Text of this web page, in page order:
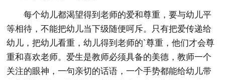
每个幼儿都渴望得到老师的爱和尊重，要与幼儿平
等相待，不能把幼儿当下级随便呵斥。只有把爱传递给
幼儿，把幼儿看重，幼儿得到老师的`尊重，他们才会尊
重和喜欢老师。爱生是教师必须具备的美德，教师一个
关注的眼神，一句亲切的话语，一个手势都能给幼儿带